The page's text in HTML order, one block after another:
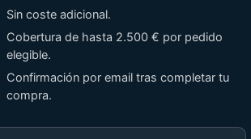
Sin coste adicional.
Cobertura de hasta 2.500 € por pedido
elegible.
Confirmación por email tras completar tu
compra.